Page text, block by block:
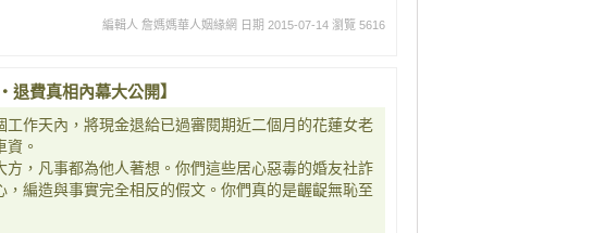
編輯人 詹媽媽華人姻緣網 日期 2015-07-14 瀏覽 5616
費真相內幕大公開】
工作天內，將現金退給已過審閱期近二個月的花蓮女老
資。
方，凡事都為他人著想。你們這些居心惡毒的婚友社詐
，編造與事實完全相反的假文。你們真的是齷齪無恥至